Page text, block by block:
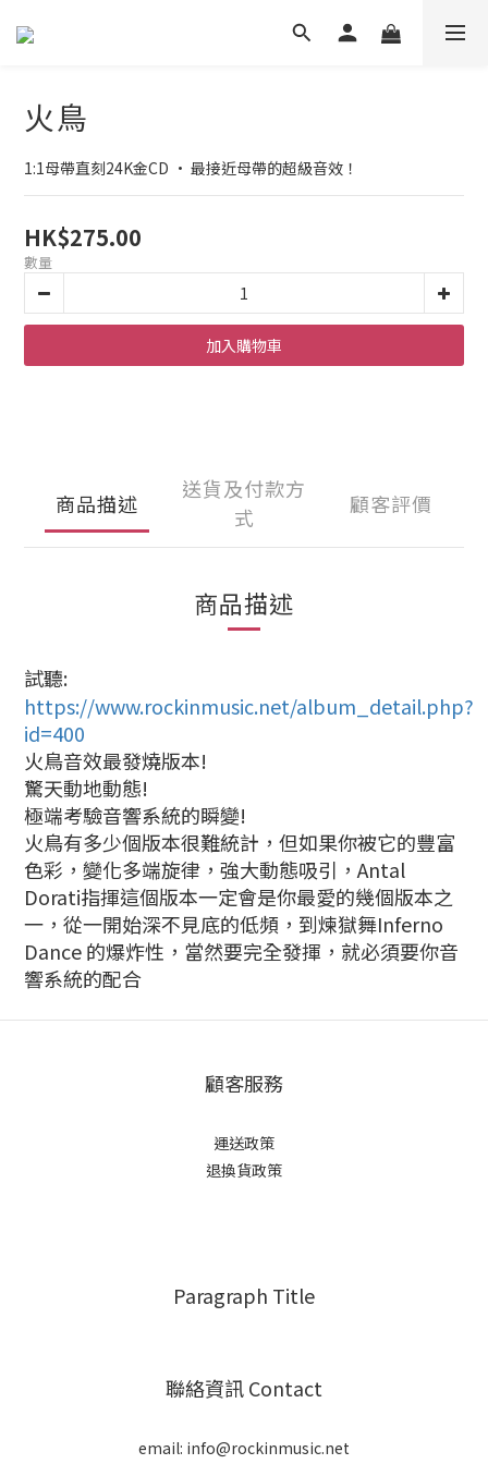
火鳥
1:1母帶直刻24K金CD • 最接近母帶的超級音效！
HK$275.00
數量
加入購物車
商品描述
送貨及付款方
式
顧客評價
商品描述
試聽:
https://www.rockinmusic.net/album_detail.php?
id=400
火鳥音效最發燒版本!
驚天動地動態!
極端考驗音響系統的瞬變!
火鳥有多少個版本很難統計，但如果你被它的豐富
色彩，變化多端旋律，強大動態吸引，Antal
Dorati指揮這個版本一定會是你最愛的幾個版本之
一，從一開始深不見底的低頻，到煉獄舞Inferno
Dance 的爆炸性，當然要完全發揮，就必須要你音
響系統的配合
顧客服務
運送政策
退換貨政策
Paragraph Title
聯絡資訊 Contact
email: info@rockinmusic.net